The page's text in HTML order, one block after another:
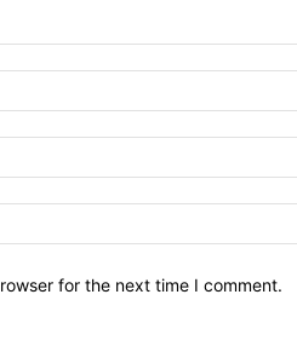
for the next time I comment.